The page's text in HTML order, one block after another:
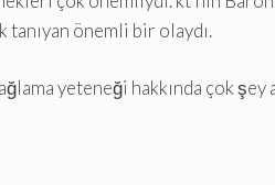
önemli bir olaydı.
yeteneği hakkında çok